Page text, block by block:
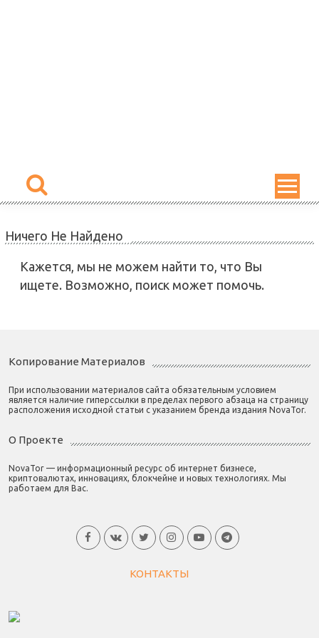
Ничего Не Найдено
Кажется, мы не можем найти то, что Вы
ищете. Возможно, поиск может помочь.
Копирование Материалов
При использовании материалов сайта обязательным условием
является наличие гиперссылки в пределах первого абзаца на страницу
расположения исходной статьи с указанием бренда издания NovaTor.
О Проекте
NovaTor — информационный ресурс об интернет бизнесе,
криптовалютах, инновациях, блокчейне и новых технологиях. Мы
работаем для Вас.
КОНТАКТЫ